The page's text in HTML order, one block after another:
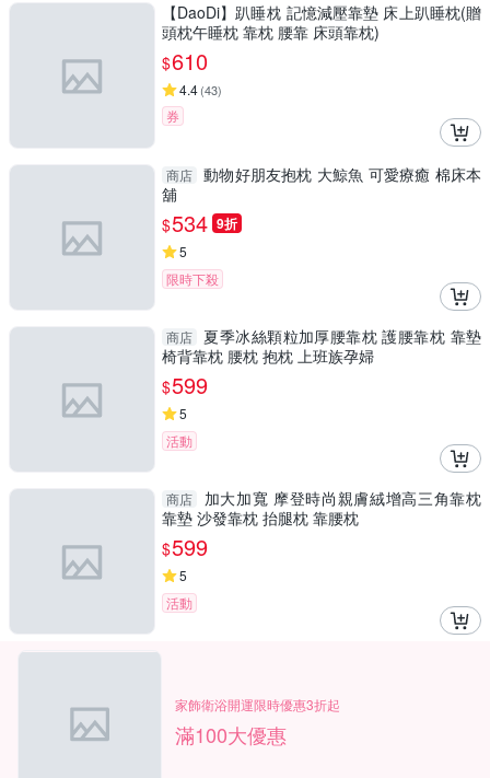
【DaoDi】趴睡枕 記憶減壓靠墊 床上趴睡枕(贈
頭枕午睡枕 靠枕 腰靠 床頭靠枕)
$610
4.4(43)
券
商店 動物好朋友抱枕 大鯨魚 可愛療癒 棉床本
舖
$534 9折
5
限時下殺
商店
夏季冰絲顆粒加厚腰靠枕 護腰靠枕 靠墊
椅背靠枕 腰枕 抱枕 上班族孕婦
$599
5
活動
商店
加大加寬 摩登時尚親膚絨增高三角靠枕
靠墊 沙發靠枕 抬腿枕 靠腰枕
$599
5
活動
家飾衛浴開運限時優惠3折起
滿100大優惠